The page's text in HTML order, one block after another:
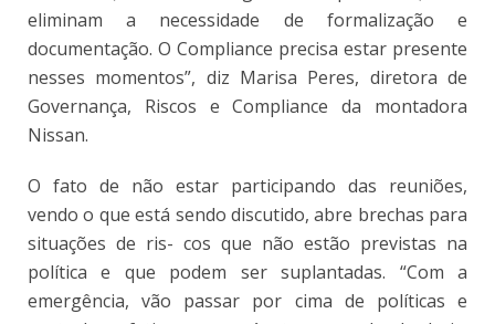
eliminam a necessidade de formalização e
documentação. O Compliance precisa estar presente
nesses momentos”, diz Marisa Peres, diretora de
Governança, Riscos e Compliance da montadora
Nissan.
O fato de não estar participando das reuniões,
vendo o que está sendo discutido, abre brechas para
situações de ris- cos que não estão previstas na
política e que podem ser suplantadas. “Com a
emergência, vão passar por cima de políticas e